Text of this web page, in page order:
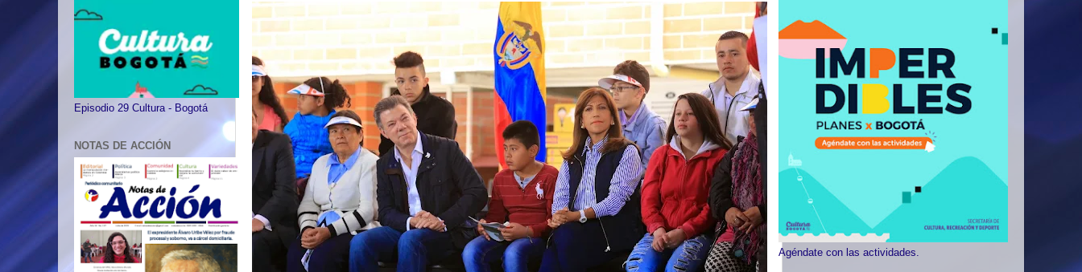
Episodio 29 Cultura - Bogotá
NOTAS DE ACCIÓN
Agéndate con las actividades.